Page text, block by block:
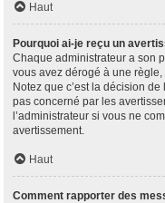
Haut
Pourquoi ai-je reçu un
Chaque administrateur a son
vous avez dérogé à une
Notez que c’est la décision
pas concerné par les
l’administrateur si vous ne
avertissement.
Haut
Comment rapporter des